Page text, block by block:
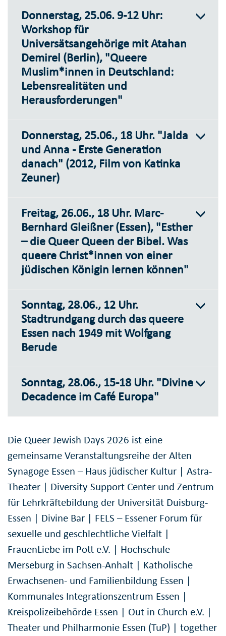
Donnerstag, 25.06. 9-12 Uhr:
Workshop für
Universätsangehörige mit Atahan
Demirel (Berlin), "Queere
Muslim*innen in Deutschland:
Lebensrealitäten und
Herausforderungen"
Donnerstag, 25.06., 18 Uhr. "Jalda
und Anna - Erste Generation
danach" (2012, Film von Katinka
Zeuner)
Freitag, 26.06., 18 Uhr. Marc-
Bernhard Gleißner (Essen), "Esther
– die Queer Queen der Bibel. Was
queere Christ*innen von einer
jüdischen Königin lernen können"
Sonntag, 28.06., 12 Uhr.
Stadtrundgang durch das queere
Essen nach 1949 mit Wolfgang
Berude
Sonntag, 28.06., 15-18 Uhr. "Divine
Decadence im Café Europa"
Die Queer Jewish Days 2026 ist eine
gemeinsame Veranstaltungsreihe der Alten
Synagoge Essen – Haus jüdischer Kultur | Astra-
Theater | Diversity Support Center und Zentrum
für Lehrkräftebildung der Universität Duisburg-
Essen | Divine Bar | FELS – Essener Forum für
sexuelle und geschlechtliche Vielfalt |
FrauenLiebe im Pott e.V. | Hochschule
Merseburg in Sachsen-Anhalt | Katholische
Erwachsenen- und Familienbildung Essen |
Kommunales Integrationszentrum Essen |
Kreispolizeibehörde Essen | Out in Church e.V. |
Theater und Philharmonie Essen (TuP) | together